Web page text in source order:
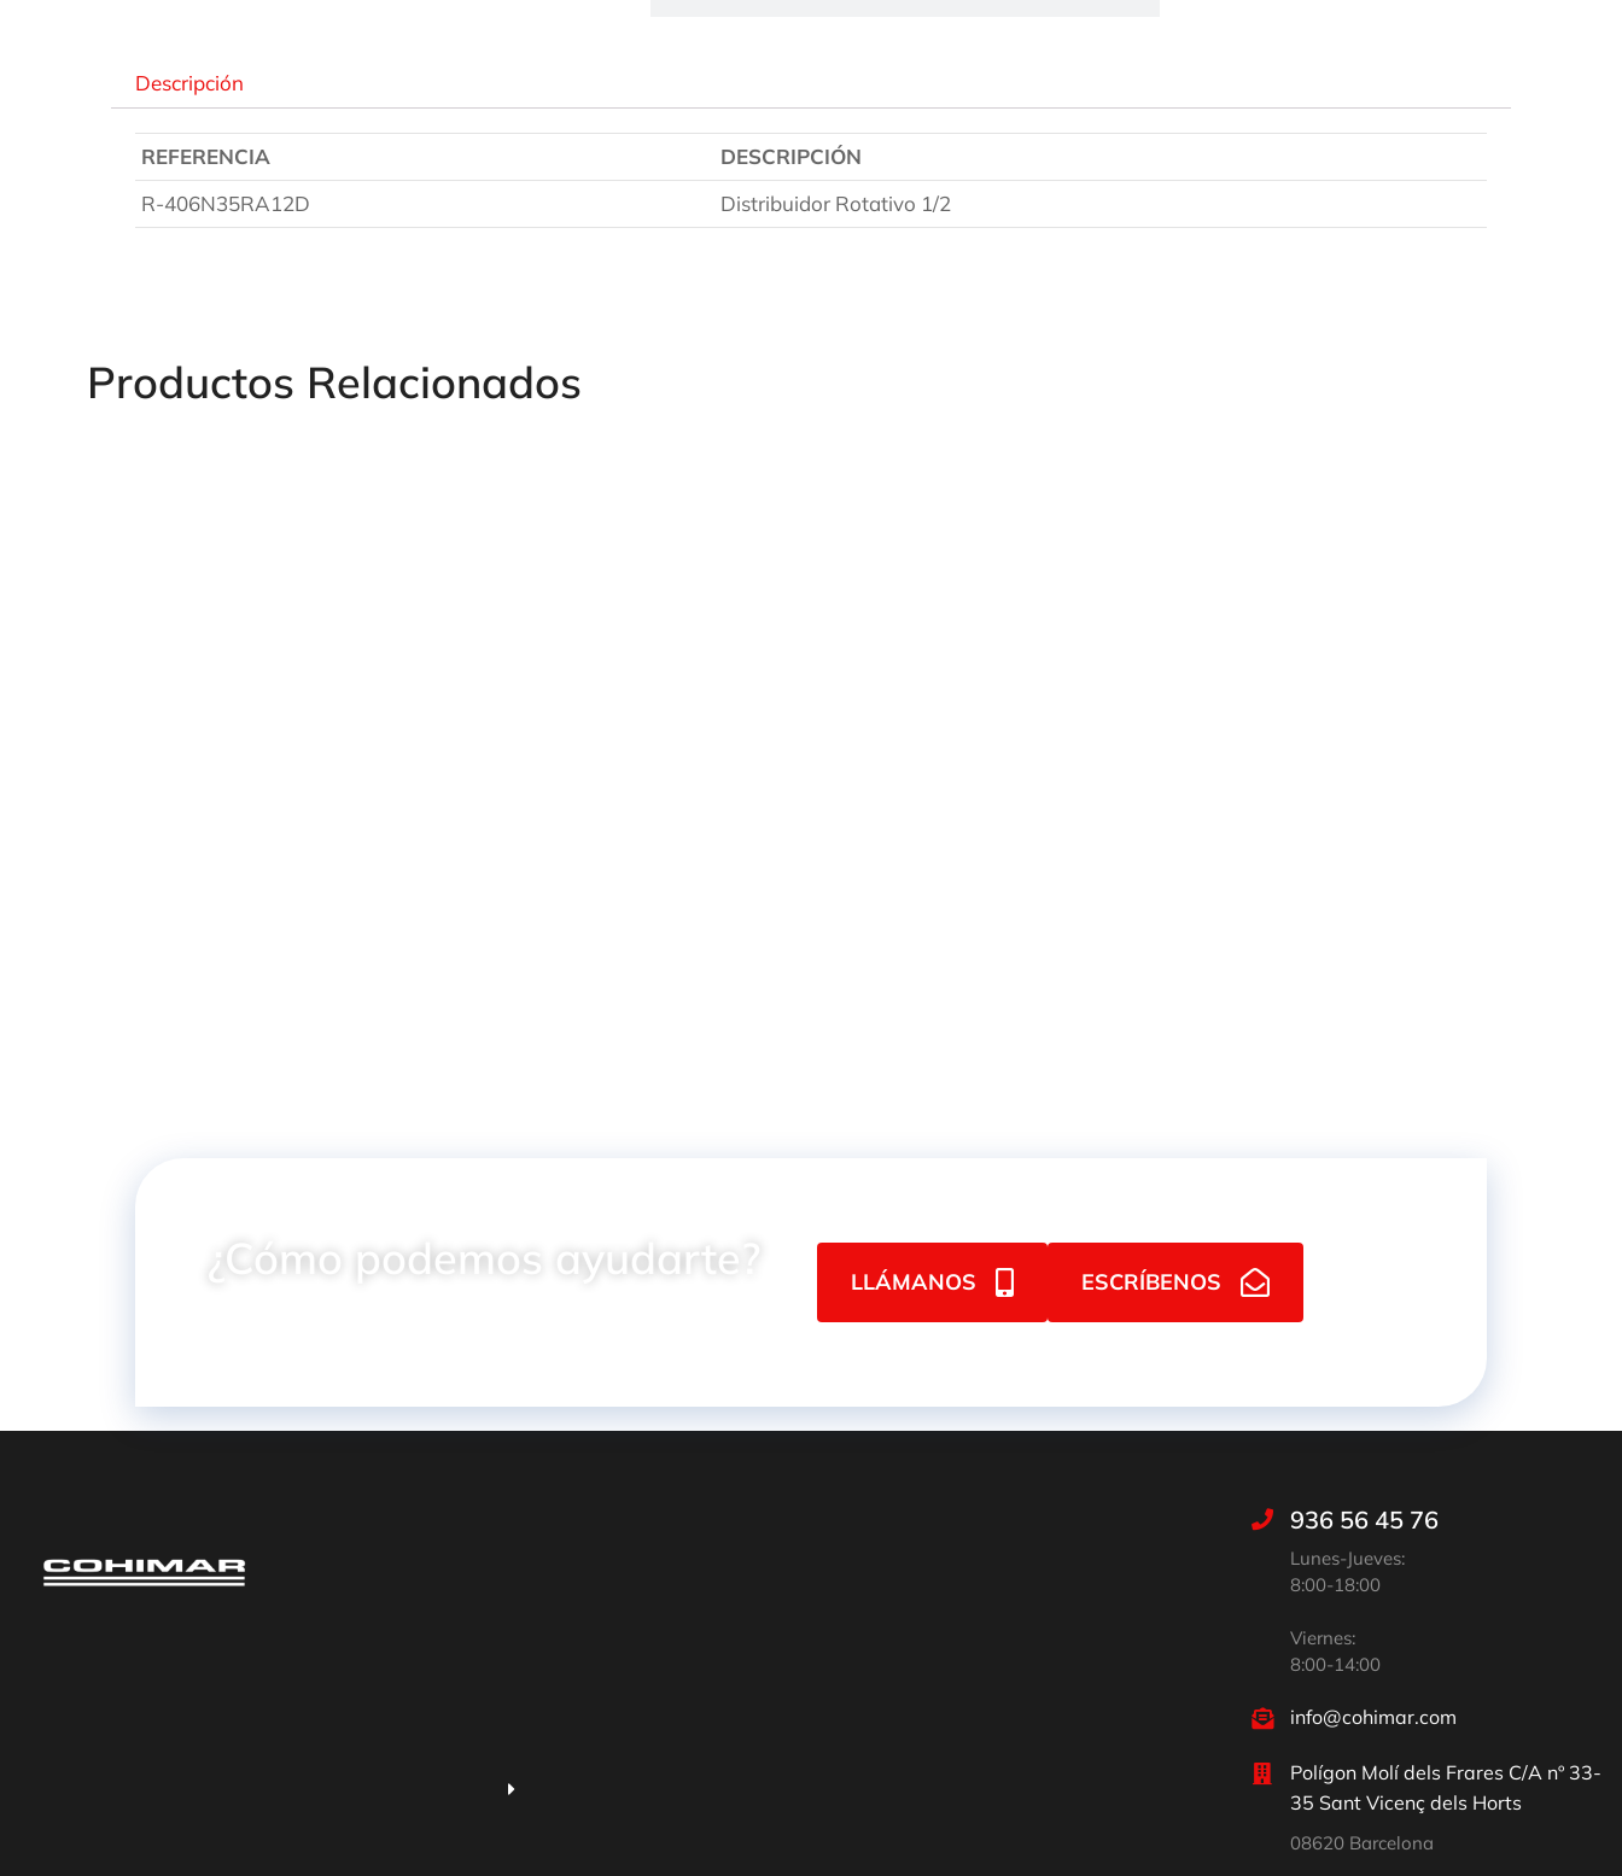
Descripción
REFERENCIA
DESCRIPCIÓN
R-406N35RA12D
Distribuidor Rotativo 1/2
Productos Relacionados
¿Cómo podemos ayudarte? LLÁMANOS ESCRÍBENOS
936 56 45 76
Lunes-Jueves:
8:00-18:00
Viernes:
8:00-14:00
info@cohimar.com
Polígon Molí dels Frares C/A nº 33-
35 Sant Vicenç dels Horts
08620 Barcelona